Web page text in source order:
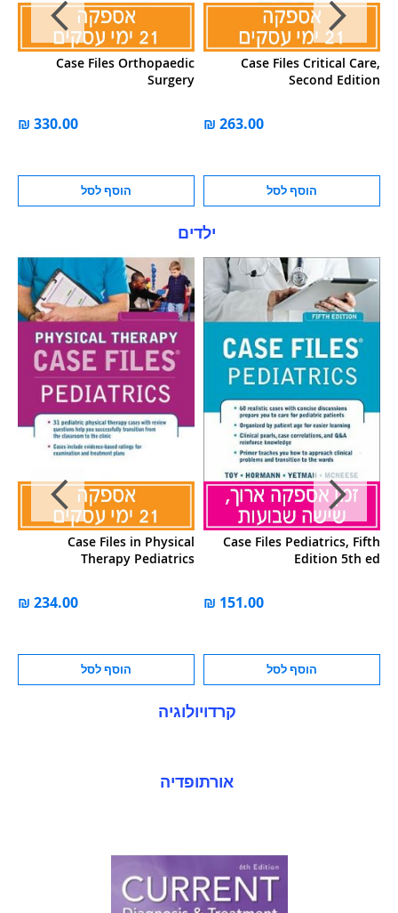
Case Files Orthopaedic
Surgery
הוסף לסל
Case Files Critical Care,
Second Edition
הוסף לסל
ילדים
Case Files in Physical
Therapy Pediatrics
הוסף לסל
Case Files Pediatrics, Fifth
Edition 5th ed
הוסף לסל
קרדויולוגיה
אורתופדיה